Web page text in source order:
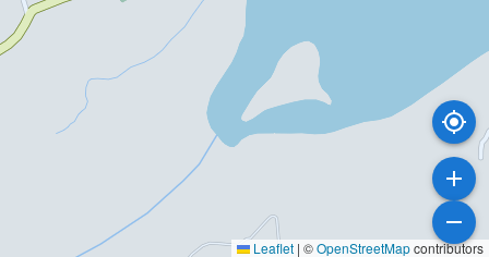
Leaflet | ©OpenStreetMapcontributors